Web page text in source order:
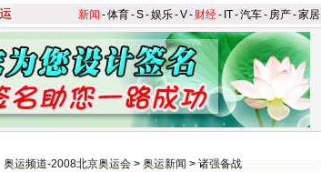
新闻 -体育-S-娱乐-V- 财经- IT-汽车- 房产-家居
奥运频道-2008北京奥运会 > 奥运新闻 > 诸强备战